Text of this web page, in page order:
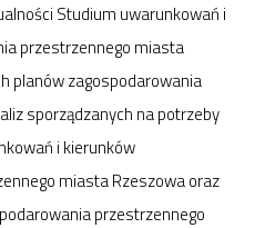
Studium uwarunkowań i
przestrzennego miasta
planów zagospodarowania
sporządzanych na potrzeby
i kierunków
miasta Rzeszowa oraz
przestrzennego